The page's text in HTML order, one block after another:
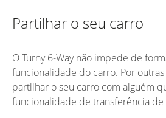
Partilhar o seu carro
O Turny 6-Way não impede de
funcionalidade do carro. Por outras
partilhar o seu carro com alguém
funcionalidade de transferência